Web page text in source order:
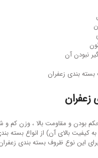
نبودن آن
بندی زعفران
بودن و مقاومت بالا ، وزن کم
به کیفیت بالای آن) از انواع
این نوع ظروف بسته بندی